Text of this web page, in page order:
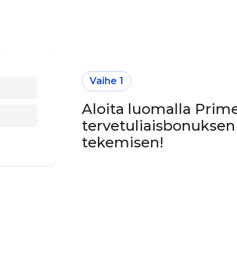
Vaihe 1
Aloita luomalla
tekemisen!